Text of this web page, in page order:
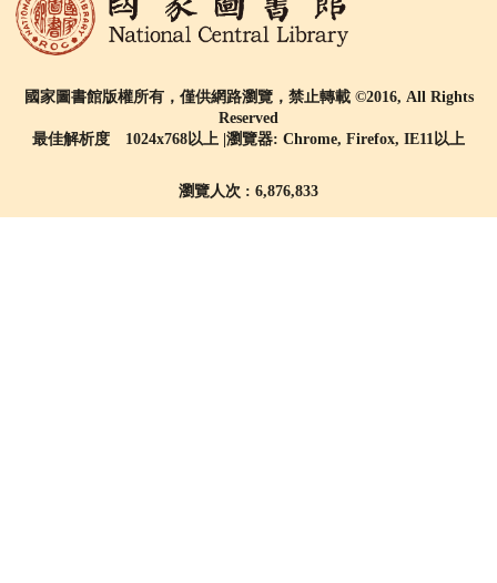
國家圖書館版權所有，僅供網路瀏覽，禁止轉載 ©2016, All Rights
Reserved
最佳解析度 1024x768以上 |瀏覽器: Chrome, Firefox, IE11以上
瀏覽人次 : 6,876,833